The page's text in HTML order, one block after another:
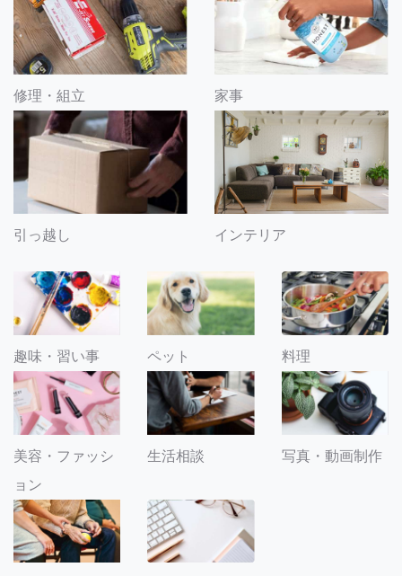
修理・組立 家事
引っ越し インテリア
趣味・習い事 ペット 料理
美容・ファッシ
ョン
生活相談 写真・動画制作